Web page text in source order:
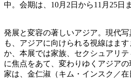
中。会期は、10月2日から11月25日
発展と変容の著しいアジア。現代
も、アジアに向けられる視線はま
か、本展では家族、セクシュアリ
に焦点をあて、変わりゆくアジア
家は、金仁淑（キム・インスク／